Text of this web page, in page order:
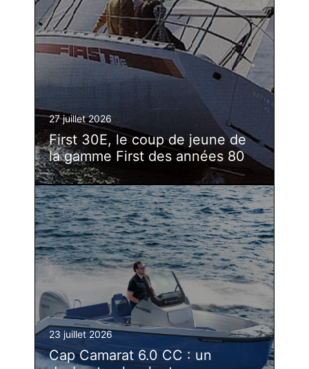
27 juillet 2026
First 30E, le coup de jeune de
la gamme First des années 80
23 juillet 2026
Cap Camarat 6.0 CC : un